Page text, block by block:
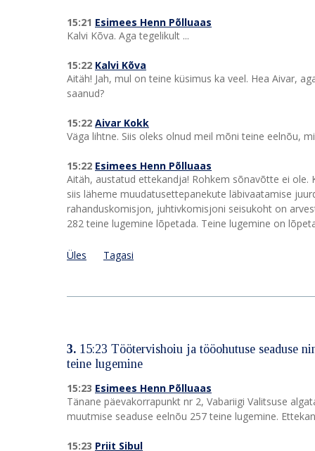
15:21 Esimees Henn Põlluaas
Kalvi Kõva. Aga tegelikult ...
15:22 Kalvi Kõva
Aitäh! Jah, mul on teine küsimus ka veel. Hea Aivar,
saanud?
15:22 Aivar Kokk
Väga lihtne. Siis oleks olnud meil mõni teine eelnõu,
15:22 Esimees Henn Põlluaas
Aitäh, austatud ettekandja! Rohkem sõnavõtte ei ole.
siis läheme muudatusettepanekute läbivaatamise
rahanduskomisjon, juhtivkomisjoni seisukoht on
282 teine lugemine lõpetada. Teine lugemine on
Üles Tagasi
3. 15:23 Töötervishoiu ja tööohutuse seaduse
teine lugemine
15:23 Esimees Henn Põlluaas
Tänane päevakorrapunkt nr 2, Vabariigi Valitsuse
muutmise seaduse eelnõu 257 teine lugemine.
15:23 Priit Sibul